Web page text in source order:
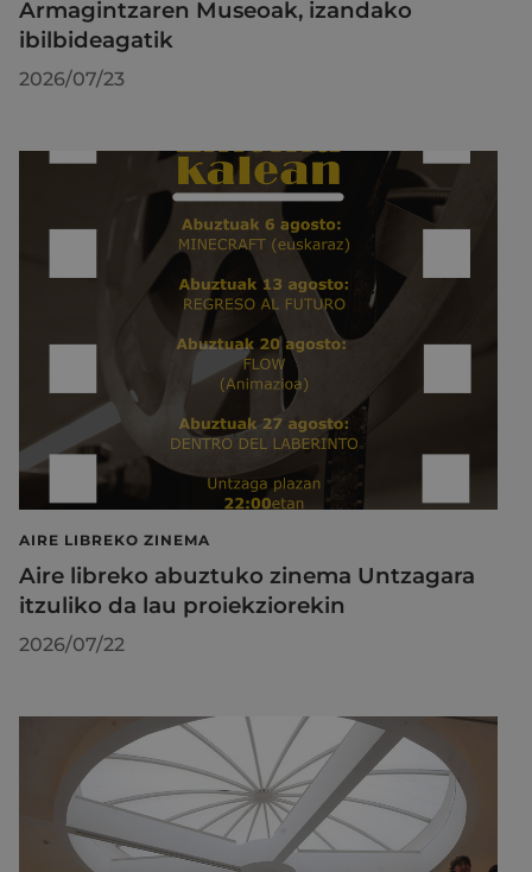
Armagintzaren Museoak, izandako
ibilbideagatik
2026/07/23
AIRE LIBREKO ZINEMA
Aire libreko abuztuko zinema Untzagara
itzuliko da lau proiekziorekin
2026/07/22